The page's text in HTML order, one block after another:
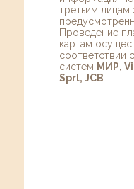
третьим лицам
Проведение
картам
соответствии
систем МИР,
Sprl, JCB